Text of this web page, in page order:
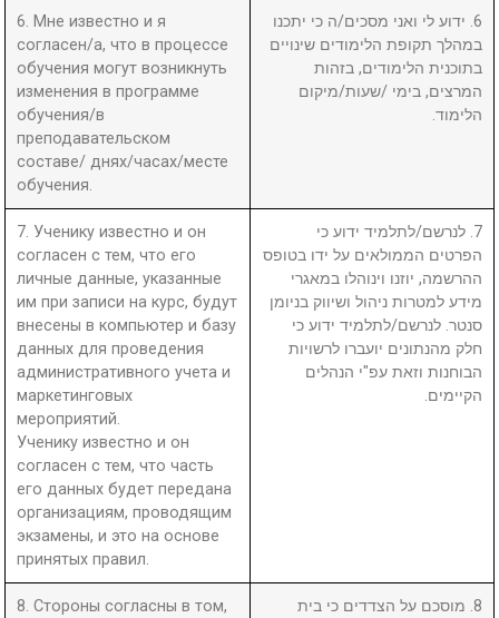
6. Мне известно и я
согласен/а, что в процессе
обучения могут возникнуть
изменения в программе
обучения/в
преподавательском
составе/ днях/часах/месте
обучения.
6. ידוע לי ואני מסכים/ה כי יתכנו
במהלך תקופת הלימודים שינויים
בתוכנית הלימודים, בזהות
המרצים, בימי /שעות/מיקום
הלימוד.
7. Ученику известно и он
согласен с тем, что его
личные данные, указанные
им при записи на курс, будут
внесены в компьютер и базу
данных для проведения
административного учета и
маркетинговых
мероприятий.
Ученику известно и он
согласен с тем, что часть
его данных будет передана
организациям, проводящим
экзамены, и это на основе
принятых правил.
7. לנרשם/לתלמיד ידוע כי
הפרטים הממולאים על ידו בטופס
ההרשמה, יוזנו וינוהלו במאגרי
מידע למטרות ניהול ושיווק בניומן
סנטר. לנרשם/לתלמיד ידוע כי
חלק מהנתונים יועברו לרשויות
הבוחנות וזאת עפ"י הנהלים
הקיימים.
8. Стороны согласны в том,
8. מוסכם על הצדדים כי בית